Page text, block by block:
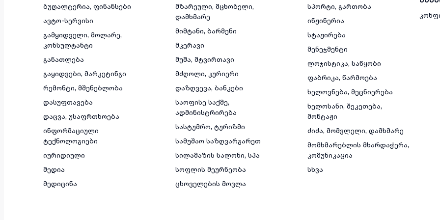
ბუღალტერია, ფინანსები
ავტო-სერვისი
გამყიდველი, მოლარე,
კონსულტანტი
განათლება
გაყიდვები, მარკეტინგი
რემონტი, მშენებლობა
დასუფთავება
დაცვა, უსაფრთხოება
ინფორმაციული
ტექნოლოგიები
იურიდიული
მედია
მედიცინა
მზარეული, მცხობელი,
დამხმარე
მიმტანი, ბარმენი
მკერავი
მუშა, მტვირთავი
მძღოლი, კურიერი
დაზღვევა, ბანკები
საოფისე საქმე,
ადმინისტრირება
სასტუმრო, ტურიზმი
სამუშაო საზღვარგარეთ
სილამაზის სალონი, სპა
სოფლის მეურნეობა
ცხოველების მოვლა
სპორტი, გართობა
ინჟინერია
სტაჟირება
მენეჯმენტი
ლოჯისტიკა, საწყობი
ფაბრიკა, წარმოება
ხელოვნება, მეცნიერება
ხელოსანი, შეკეთება,
მონტაჟი
ძიძა, მომვლელი, დამხმარე
მომხმარებლის მხარდაჭერა,
კომუნიკაცია
სხვა